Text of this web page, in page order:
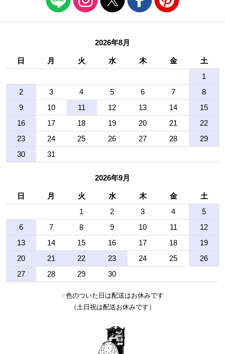
2026年8月
日 月 火 水 木 金
土
1
2
3 4 5 6 7
8
9
10 11 12 13 14
15
16
17 18 19 20 21
22
23
24 25 26 27 28
29
30
31
2026年9月
日 月 火 水 木 金
土
1
2 3 4
5
6
7 8 9 10 11
12
13
14 15 16 17 18
19
20
21 22 23 24 25
26
27
28 29 30
■色のついた日は配送はお休みです
（土日祝は配送お休みです）